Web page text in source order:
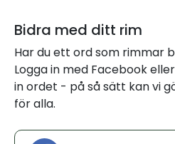
Bidra med ditt rim
Har du ett ord som rimmar
Logga in med Facebook
in ordet - på så sätt kan vi
för alla.